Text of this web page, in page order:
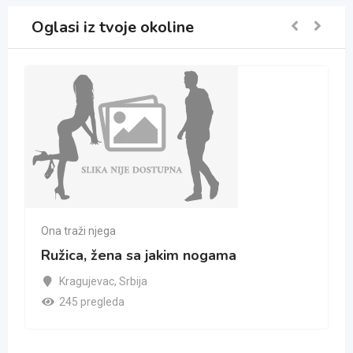
Oglasi iz tvoje okoline
Ona traži njega
Ružica, žena sa jakim nogama
Kragujevac, Srbija
245 pregleda